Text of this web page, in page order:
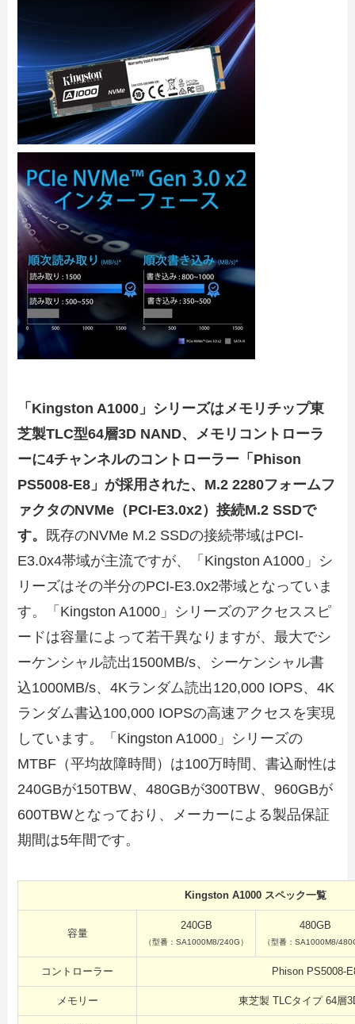
「Kingston A1000」シリーズはメモリチップ東
芝製TLC型64層3D NAND、メモリコントローラ
ーに4チャンネルのコントローラー「Phison
PS5008-E8」 が採用された、M.2 2280フォームフ
ァクタのNVMe（PCI-E3.0x2）接続M.2 SSDで
す。 既存のNVMe M.2 SSDの接続帯域はPCI-
E3.0x4帯域が主流ですが、「Kingston A1000」シ
リーズはその半分のPCI-E3.0x2帯域となっていま
す。「Kingston A1000」シリーズのアクセススピ
ードは容量によって若干異なりますが、最大でシ
ーケンシャル読出1500MB/s、シーケンシャル書
込1000MB/s、4Kランダム読出120,000 IOPS、4K
ランダム書込100,000 IOPSの高速アクセスを実現
しています。「Kingston A1000」シリーズの
MTBF（平均故障時間）は100万時間、書込耐性は
240GBが150TBW、480GBが300TBW、960GBが
600TBWとなっており、メーカーによる製品保証
期間は5年間です。
Kingston A1000 スペック一覧
容量
240GB
（型番：SA1000M8/240G）
480GB
（型番：SA1000M8/
コントローラー Phison PS5008-
メモリー 東芝製 TLCタイプ 64層